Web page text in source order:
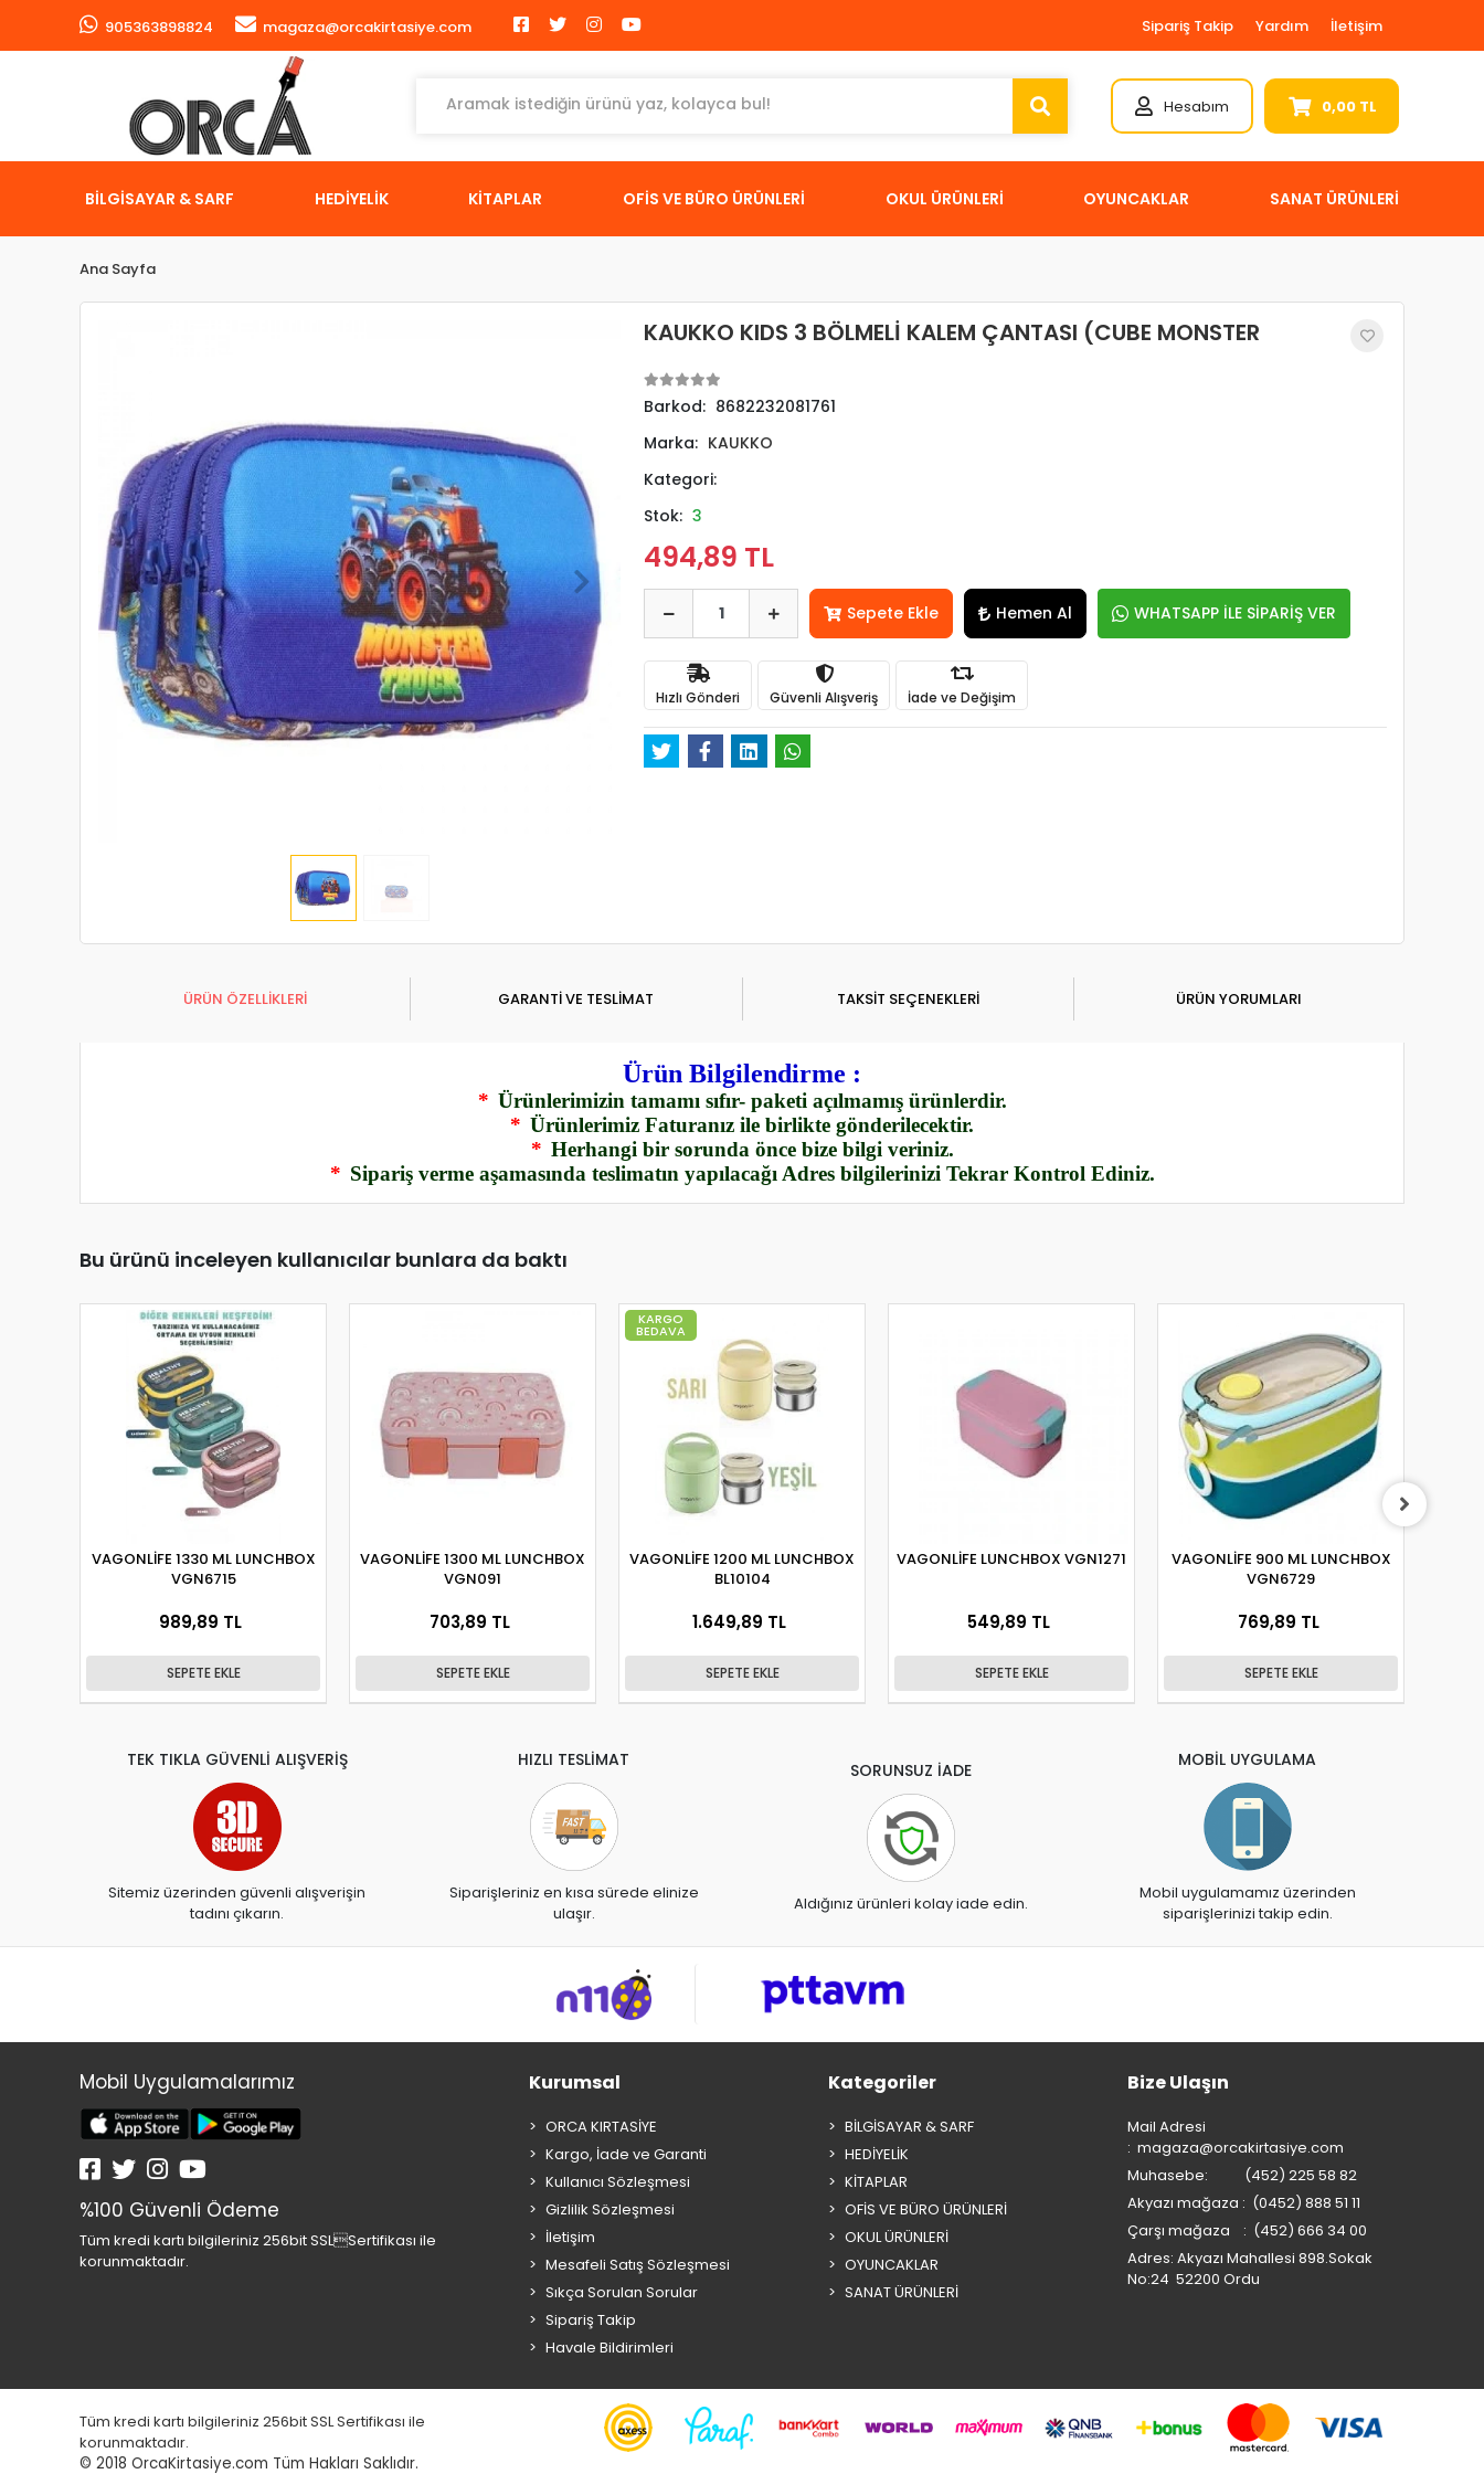
905363898824 magaza@orcakirtasiye.com Sipariş Takip Yardım İletişim
Hesabım 0,00 TL
BİLGİSAYAR & SARF HEDİYELİK KİTAPLAR OFİS VE BÜRO ÜRÜNLERİ OKUL ÜRÜNLERİ OYUNCAKLAR SANAT ÜRÜNLERİ
Ana Sayfa
KAUKKO KIDS 3 BÖLMELİ KALEM ÇANTASI (CUBE MONSTER
Barkod: 8682232081761
Marka: KAUKKO
Kategori:
Stok: 3
494,89 TL
Sepete Ekle Hemen Al WHATSAPP İLE SİPARİŞ VER
Hızlı Gönderi Güvenli Alışveriş İade ve Değişim
ÜRÜN ÖZELLİKLERİ GARANTİ VE TESLİMAT TAKSİT SEÇENEKLERİ ÜRÜN YORUMLARI
Ürün Bilgilendirme :
* Ürünlerimizin tamamı sıfır- paketi açılmamış ürünlerdir.
* Ürünlerimiz Faturanız ile birlikte gönderilecektir.
* Herhangi bir sorunda önce bize bilgi veriniz.
* Sipariş verme aşamasında teslimatın yapılacağı Adres bilgilerinizi Tekrar Kontrol Ediniz.
Bu ürünü inceleyen kullanıcılar bunlara da baktı
VAGONLİFE 1330 ML LUNCHBOX
VGN6715
989,89 TL
SEPETE EKLE
VAGONLİFE 1300 ML LUNCHBOX
VGN091
703,89 TL
SEPETE EKLE
KARGO
BEDAVA
VAGONLİFE 1200 ML LUNCHBOX
BL10104
1.649,89 TL
SEPETE EKLE
VAGONLİFE LUNCHBOX VGN1271
549,89 TL
SEPETE EKLE
VAGONLİFE 900 ML LUNCHBOX
VGN6729
769,89 TL
SEPETE EKLE
TEK TIKLA GÜVENLİ ALIŞVERİŞ
Sitemiz üzerinden güvenli alışverişin
tadını çıkarın.
HIZLI TESLİMAT
Siparişleriniz en kısa sürede elinize
ulaşır.
SORUNSUZ İADE
Aldığınız ürünleri kolay iade edin.
MOBİL UYGULAMA
Mobil uygulamamız üzerinden
siparişlerinizi takip edin.
Mobil Uygulamalarımız
%100 Güvenli Ödeme
Tüm kredi kartı bilgileriniz 256bit SSLSertifikası ile
korunmaktadır.
Kurumsal
ORCA KIRTASİYE
Kargo, İade ve Garanti
Kullanıcı Sözleşmesi
Gizlilik Sözleşmesi
İletişim
Mesafeli Satış Sözleşmesi
Sıkça Sorulan Sorular
Sipariş Takip
Havale Bildirimleri
Kategoriler
BİLGİSAYAR & SARF
HEDİYELİK
KİTAPLAR
OFİS VE BÜRO ÜRÜNLERİ
OKUL ÜRÜNLERİ
OYUNCAKLAR
SANAT ÜRÜNLERİ
Bize Ulaşın
Mail Adresi
: magaza@orcakirtasiye.com
Muhasebe: (452) 225 58 82
Akyazı mağaza : (0452) 888 51 11
Çarşı mağaza : (452) 666 34 00
Adres: Akyazı Mahallesi 898.Sokak
No:24 52200 Ordu
Tüm kredi kartı bilgileriniz 256bit SSL Sertifikası ile
korunmaktadır.
© 2018 OrcaKirtasiye.com Tüm Hakları Saklıdır.